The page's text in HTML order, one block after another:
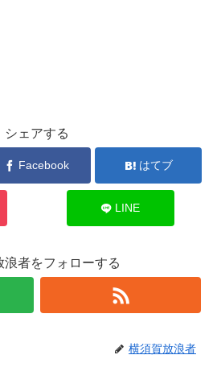
シェアする
Facebook はてブ
LINE
浪者をフォローする
横須賀放浪者